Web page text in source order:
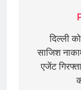
दिल्ली
साजिश
एजेंट